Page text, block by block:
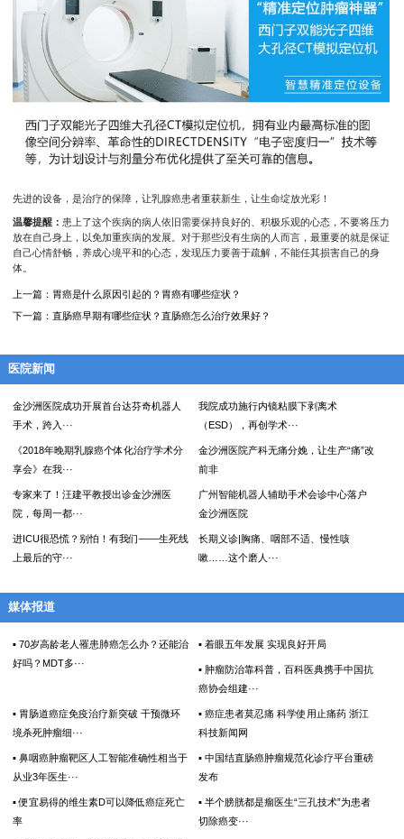
先进的设备，是治疗的保障，让乳腺癌患者重获新生，让生命绽放光彩！
温馨提醒： 患上了这个疾病的病人依旧需要保持良好的、积极乐观的心态，不要将压力
放在自己身上，以免加重疾病的发展。对于那些没有生病的人而言，最重要的就是保证
自己心情舒畅，养成心境平和的心态，发现压力要善于疏解，不能任其损害自己的身
体。
上一篇： 胃癌是什么原因引起的？胃癌有哪些症状？
下一篇： 直肠癌早期有哪些症状？直肠癌怎么治疗效果好？
医院新闻
金沙洲医院成功开展首台达芬奇机器人
手术，跨入···
我院成功施行内镜粘膜下剥离术
（ESD），再创学术···
《2018年晚期乳腺癌个体化治疗学术分
享会》在我···
金沙洲医院产科无痛分娩，让生产“痛”改
前非
专家来了！汪建平教授出诊金沙洲医
院，每周一都···
广州智能机器人辅助手术会诊中心落户
金沙洲医院
进ICU很恐慌？别怕！有我们——生死线
上最后的守···
长期义诊|胸痛、咽部不适、慢性咳
嗽……这个磨人···
媒体报道
▪ 70岁高龄老人罹患肺癌怎么办？还能治
好吗？MDT多···
▪ 着眼五年发展 实现良好开局
▪ 肿瘤防治靠科普，百科医典携手中国抗
癌协会组建···
▪ 胃肠道癌症免疫治疗新突破 干预微环
境杀死肿瘤细···
▪ 癌症患者莫忍痛 科学使用止痛药 浙江
科技新闻网
▪ 鼻咽癌肿瘤靶区人工智能准确性相当于
从业3年医生···
▪ 中国结直肠癌肿瘤规范化诊疗平台重磅
发布
▪ 便宜易得的维生素D可以降低癌症死亡
率
▪ 半个膀胱都是瘤医生“三孔技术”为患者
切除癌变···